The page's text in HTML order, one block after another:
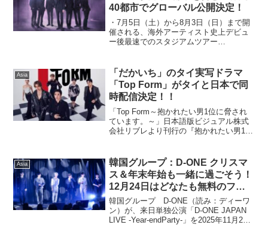
40都市でグローバル公開決定！
・7月5日（土）から8月3日（日）まで開
催される、海外アーティスト史上デビュ
ー後最速でのスタジアムツアー
に続き、初の...
Asia
「だかいち」のタイ実写ドラマ
「Top Form」がタイと日本で同
時配信決定！！
「Top Form～抱かれたい男1位に脅され
ています。～」日本語版ビジュアル株式
会社リブレより刊行の『抱かれたい男1位
での同時配信について、3月20日（木・
祝）...
Asia
韓国グループ：D-ONE クリスマ
ス＆年末年始も一緒に過ごそう！
12月24日はどなたも無料のフリ
ーライブ開催！
韓国グループ D-ONE（読み：ディーワ
ン）が、来日単独公演「D-ONE JAPAN
LIVE -Year-endParty-」を2025年11月25